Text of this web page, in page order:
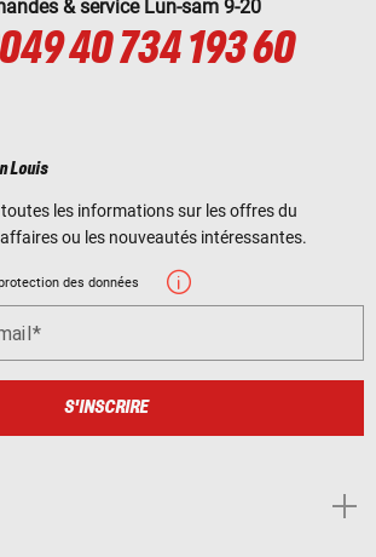
& service Lun-sam 9-20
40 734 193 60
Louis
toutes les informations sur les offres du
ou les nouveautés intéressantes.
des données
S'INSCRIRE